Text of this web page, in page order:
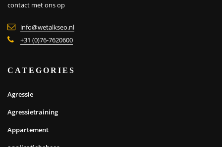
contact met ons op
info@wetalkseo.nl
+31 (0)76-7620600
CATEGORIES
Agressie
Agressietraining
Appartement